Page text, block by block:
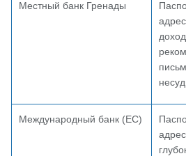
Местный банк Гренады
Международный банк (ЕС)